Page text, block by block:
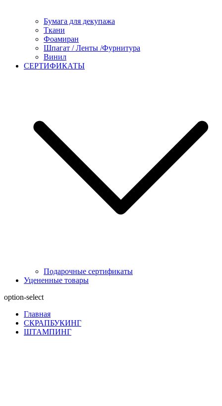
Бумага для декупажа
Ткани
Фоамиран
Шпагат / Ленты /Фурнитура
Винил
СЕРТИФИКАТЫ
Подарочные сертификаты
Уцененные товары
option-select
Главная
СКРАПБУКИНГ
ШТАМПИНГ